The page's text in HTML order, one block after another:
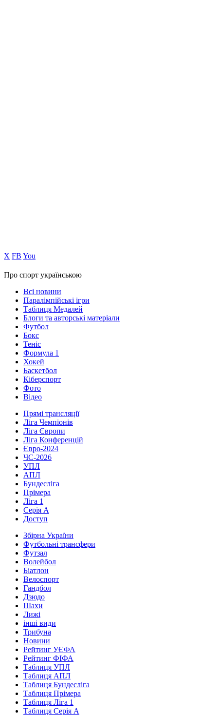
Х FB You
Про спорт українською
Всі новини
Паралімпійські ігри
Таблиця Медалей
Блоги та авторські матеріали
Футбол
Бокс
Теніс
Формула 1
Хокей
Баскетбол
Кіберспорт
Фото
Відео
Прямі трансляції
Ліга Чемпіонів
Ліга Європи
Ліга Конференцій
Євро-2024
ЧС-2026
УПЛ
АПЛ
Бундесліга
Прімера
Ліга 1
Серія А
Доступ
Збірна України
Футбольні трансфери
Футзал
Волейбол
Біатлон
Велоспорт
Гандбол
Дзюдо
Шахи
Лижі
інші види
Трибуна
Новини
Рейтинг УЄФА
Рейтинг ФІФА
Таблиця УПЛ
Таблиця АПЛ
Таблиця Бундесліга
Таблиця Прімера
Таблиця Ліга 1
Таблиця Серія А